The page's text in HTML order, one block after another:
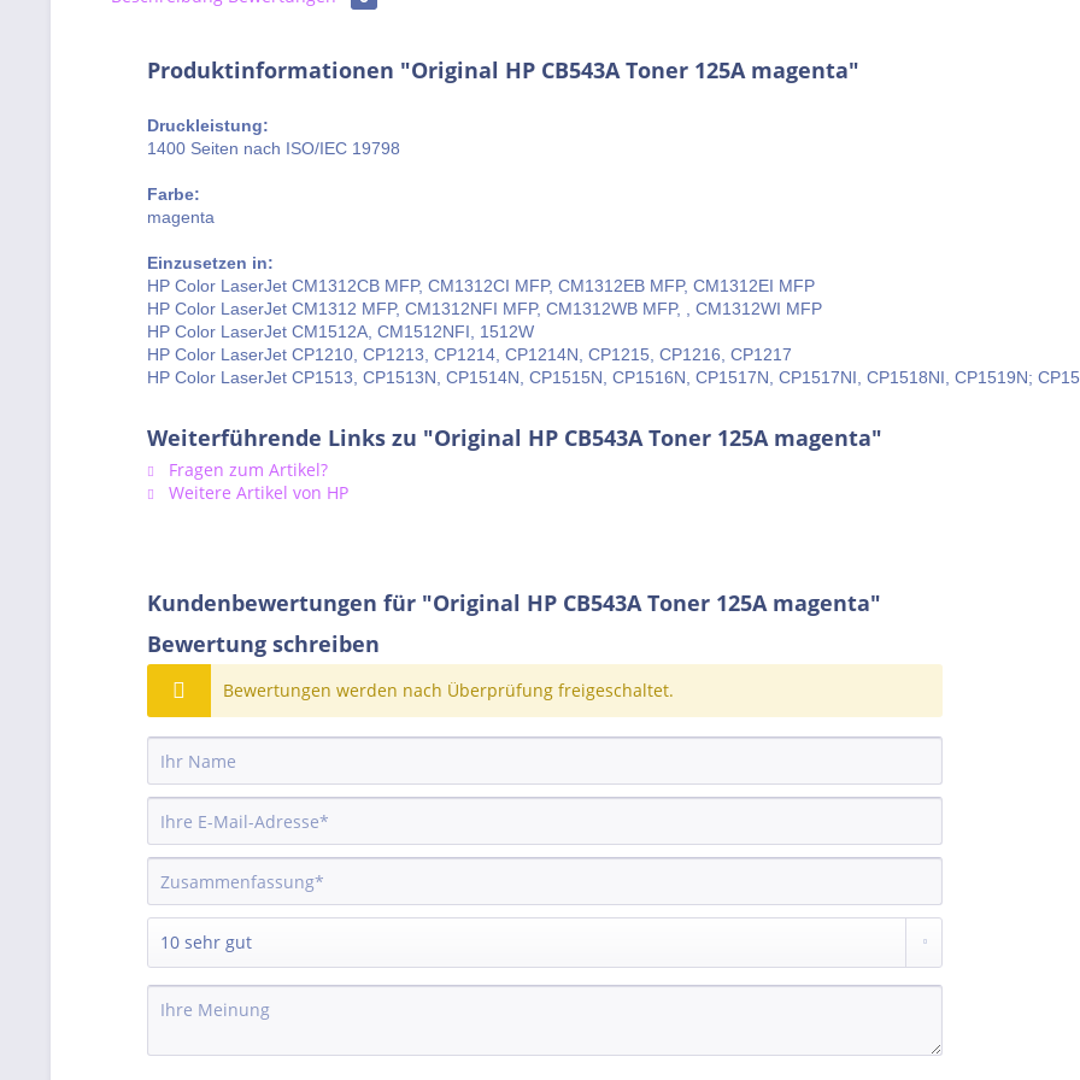
Produktinformationen "Original HP CB543A Toner 125A magenta"
Druckleistung:
1400 Seiten nach ISO/IEC 19798
Farbe:
magenta
Einzusetzen in:
HP Color LaserJet CM1312CB MFP, CM1312CI MFP, CM1312EB MFP, CM1312EI MFP
HP Color LaserJet CM1312 MFP, CM1312NFI MFP, CM1312WB MFP, , CM1312WI MFP
HP Color LaserJet CM1512A, CM1512NFI, 1512W
HP Color LaserJet CP1210, CP1213, CP1214, CP1214N, CP1215, CP1216, CP1217
HP Color LaserJet CP1513, CP1513N, CP1514N, CP1515N, CP1516N, CP1517N, CP1517NI, CP1518NI, CP1519N;
Weiterführende Links zu "Original HP CB543A Toner 125A magenta"
Fragen zum Artikel?
Weitere Artikel von HP
Kundenbewertungen für "Original HP CB543A Toner 125A magenta"
Bewertung schreiben
Bewertungen werden nach Überprüfung freigeschaltet.